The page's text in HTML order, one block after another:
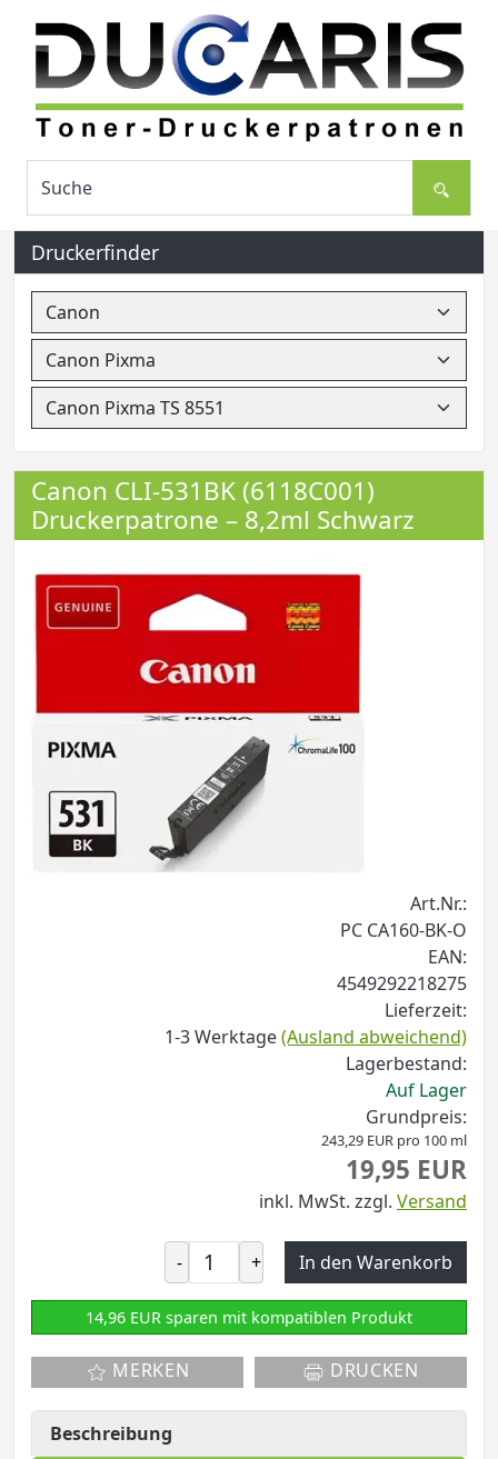
Druckerfinder
Canon CLI-531BK (6118C001)
Druckerpatrone – 8,2ml Schwarz
Art.Nr.:
PC CA160-BK-O
EAN:
4549292218275
Lieferzeit:
1-3 Werktage(Ausland abweichend)
Lagerbestand:
Auf Lager
Grundpreis:
243,29 EUR pro 100 ml
19,95 EUR
inkl. MwSt. zzgl. Versand
- + In den Warenkorb
14,96 EUR sparen mit kompatiblen Produkt
MERKEN DRUCKEN
Beschreibung